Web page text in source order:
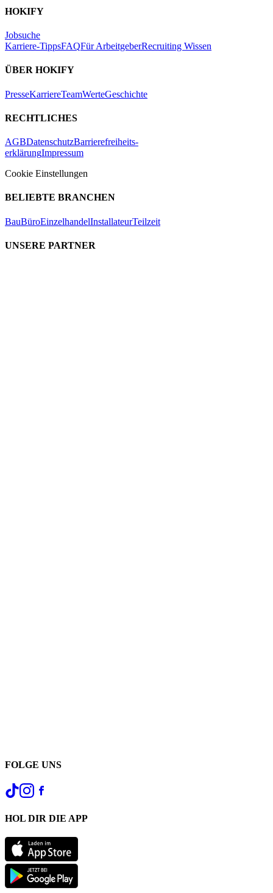
HOKIFY
Jobsuche
Karriere-TippsFAQFür ArbeitgeberRecruiting Wissen
ÜBER HOKIFY
PresseKarriereTeamWerteGeschichte
RECHTLICHES
AGBDatenschutzBarrierefreiheits-
erklärungImpressum
Cookie Einstellungen
BELIEBTE BRANCHEN
BauBüroEinzelhandelInstallateurTeilzeit
UNSERE PARTNER
FOLGE UNS
HOL DIR DIE APP